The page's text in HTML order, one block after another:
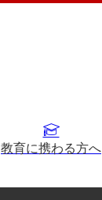
教育に携わる方へ